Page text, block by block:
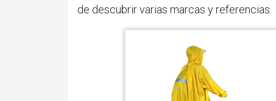
de descubrir varias marcas y referencias.